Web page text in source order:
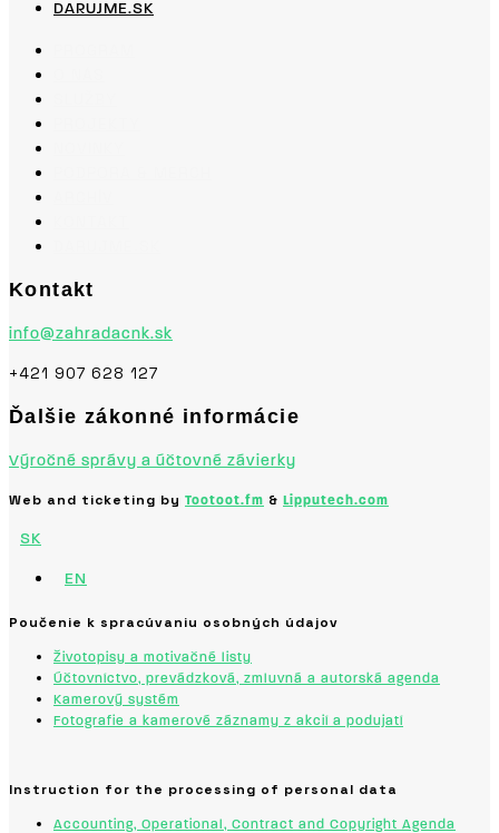
DARUJME.SK
Kontakt
info@zahradacnk.sk
+421 907 628 127
Ďalšie zákonné informácie
Výročné správy a účtovné závierky
Web and ticketing by Tootoot.fm & Lipputech.com
SK
EN
Poučenie k spracúvaniu osobných údajov
Životopisy a motivačné listy
Účtovníctvo, prevádzková, zmluvná a autorská agenda
Kamerový systém
Fotografie a kamerové záznamy z akcií a podujatí
Instruction for the processing of personal data
Accounting, Operational, Contract and Copyright Agenda